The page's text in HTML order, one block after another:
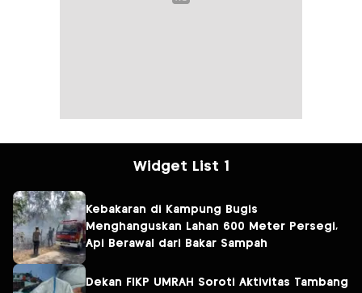
Widget List 1
Kebakaran di Kampung Bugis
Menghanguskan Lahan 600 Meter Persegi,
Api Berawal dari Bakar Sampah
Dekan FIKP UMRAH Soroti Aktivitas Tambang